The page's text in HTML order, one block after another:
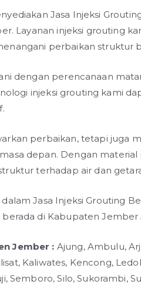
Jasa Injeksi
Layanan injeksi grouting
perbaikan struktur
dengan perencanaan
injeksi grouting kami
perbaikan, tetapi juga
depan. Dengan
terhadap air dan
Jasa Injeksi Grouting
di Kabupaten Jember
Jember : Ajung, Ambulu,
Kaliwates, Kencong,
Semboro, Silo, Sukorambi,